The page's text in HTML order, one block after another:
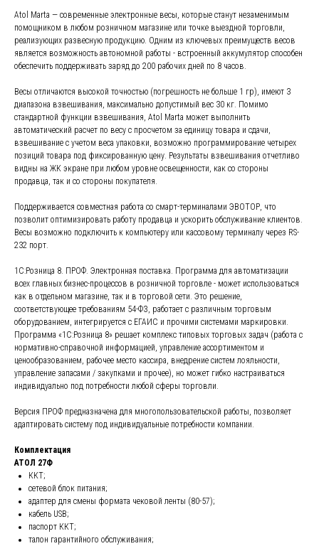
Atol Marta — современные электронные весы, которые станут незаменимым
помощником в любом розничном магазине или точке выездной торговли,
реализующих развесную продукцию. Одним из ключевых преимуществ весов
является возможность автономной работы - встроенный аккумулятор способен
обеспечить поддерживать заряд до 200 рабочих дней по 8 часов.
Весы отличаются высокой точностью (погрешность не больше 1 гр), имеют 3
диапазона взвешивания, максимально допустимый вес 30 кг. Помимо
стандартной функции взвешивания, Atol Marta может выполнить
автоматический расчет по весу с просчетом за единицу товара и сдачи,
взвешивание с учетом веса упаковки, возможно программирование четырех
позиций товара под фиксированную цену. Результаты взвешивания отчетливо
видны на ЖК экране при любом уровне освещенности, как со стороны
продавца, так и со стороны покупателя.
Поддерживается совместная работа со смарт-терминалами ЭВОТОР, что
позволит оптимизировать работу продавца и ускорить обслуживание клиентов.
Весы возможно подключить к компьютеру или кассовому терминалу через RS-
232 порт.
1С:Розница 8. ПРОФ. Электронная поставка. Программа для автоматизации
всех главных бизнес-процессов в розничной торговле - может использоваться
как в отдельном магазине, так и в торговой сети. Это решение,
соответствующее требованиям 54-ФЗ, работает с различным торговым
оборудованием, интегрируется с ЕГАИС и прочими системами маркировки.
Программа «1С:Розница 8» решает комплекс типовых торговых задач (работа с
нормативно-справочной информацией, управление ассортиментом и
ценообразованием, рабочее место кассира, внедрение систем лояльности,
управление запасами / закупками и прочее), но может гибко настраиваться
индивидуально под потребности любой сферы торговли.
Версия ПРОФ предназначена для многопользовательской работы, позволяет
адаптировать систему под индивидуальные потребности компании.
Комплектация
АТОЛ 27Ф
ККТ;
сетевой блок питания;
адаптер для смены формата чековой ленты (80-57);
кабель USB;
паспорт ККТ;
талон гарантийного обслуживания;